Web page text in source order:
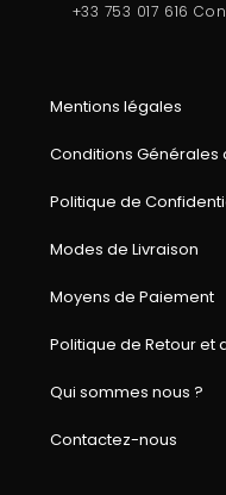
+33 753 017 616
Mentions légales
Conditions Générales
Politique de
Modes de Livraison
Moyens de Paiement
Politique de Retour et
Qui sommes nous ?
Contactez-nous